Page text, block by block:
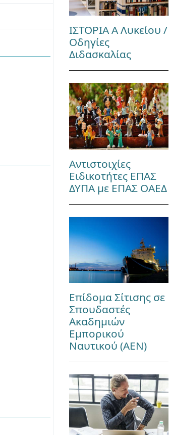
ΙΣΤΟΡΙΑ Α Λυκείου /
Οδηγίες
Διδασκαλίας
Αντιστοιχίες
Ειδικοτήτες ΕΠΑΣ
ΔΥΠΑ με ΕΠΑΣ ΟΑΕΔ
Επίδομα Σίτισης σε
Σπουδαστές
Ακαδημιών
Εμπορικού
Ναυτικού (ΑΕΝ)